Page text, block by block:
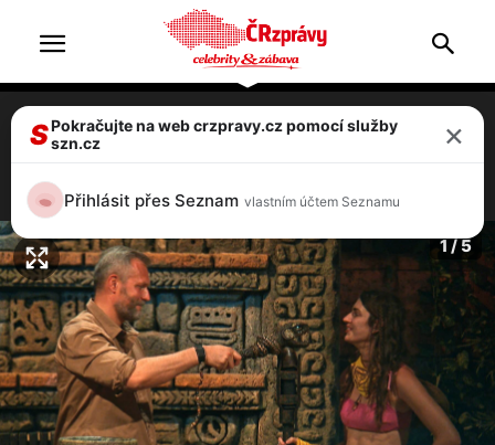
Survivor 2026: kdo vypadl jako první?
1 / 5
SPokračujte na web crzpravy.cz pomocí služby
szn.cz
×
Přihlásit přes Seznam vlastním účtem Seznamu